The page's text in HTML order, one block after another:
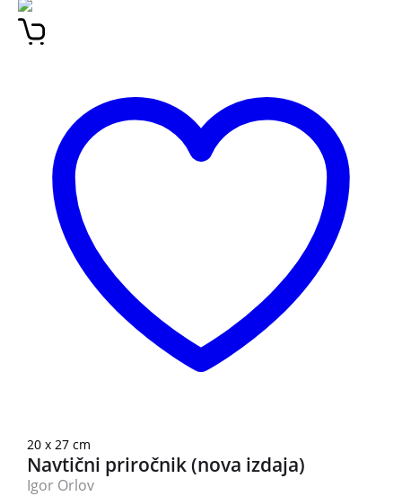
20 x 27 cm
Navtični priročnik (nova izdaja)
Igor Orlov